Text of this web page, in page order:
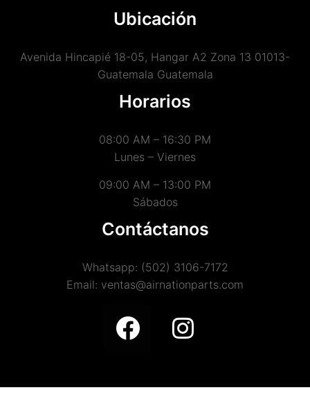
Ubicación
Avenida Hincapié 18-05, Hangar A2 Zona 13 01013-
Guatemala Guatemala
Horarios
08:00 AM – 16:30 PM
Lunes – Viernes
09:00 AM – 13:00 PM
Sábados
Contáctanos
Whatsapp: (502) 3106-7172
Email: ventas@airnationparts.com